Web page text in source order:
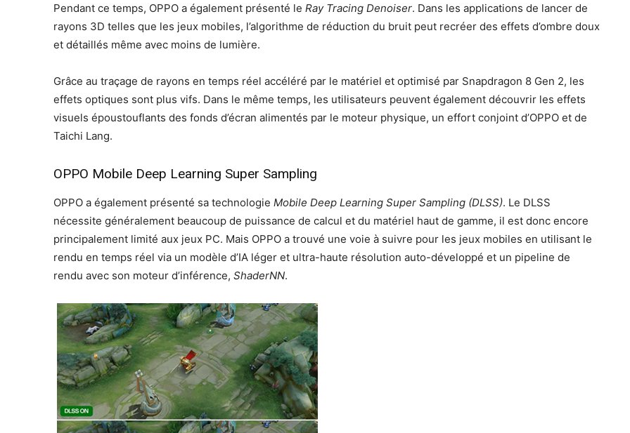
Pendant ce temps, OPPO a également présenté le Ray Tracing Denoiser. Dans les applications de lancer de
rayons 3D telles que les jeux mobiles, l’algorithme de réduction du bruit peut recréer des effets d’ombre doux
et détaillés même avec moins de lumière.
Grâce au traçage de rayons en temps réel accéléré par le matériel et optimisé par Snapdragon 8 Gen 2, les
effets optiques sont plus vifs. Dans le même temps, les utilisateurs peuvent également découvrir les effets
visuels époustouflants des fonds d’écran alimentés par le moteur physique, un effort conjoint d’OPPO et de
Taichi Lang.
OPPO Mobile Deep Learning Super Sampling
OPPO a également présenté sa technologie Mobile Deep Learning Super Sampling (DLSS). Le DLSS
nécessite généralement beaucoup de puissance de calcul et du matériel haut de gamme, il est donc encore
principalement limité aux jeux PC. Mais OPPO a trouvé une voie à suivre pour les jeux mobiles en utilisant le
rendu en temps réel via un modèle d’IA léger et ultra-haute résolution auto-développé et un pipeline de
rendu avec son moteur d’inférence, ShaderNN.